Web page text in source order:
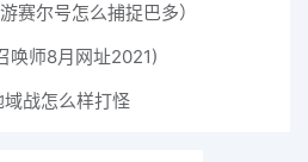
赛尔号怎么捕捉巴多）
唤师8月网址2021)
战怎么样打怪